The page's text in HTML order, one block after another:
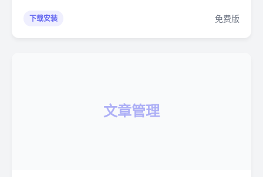
下载安装 免费版
文章管理